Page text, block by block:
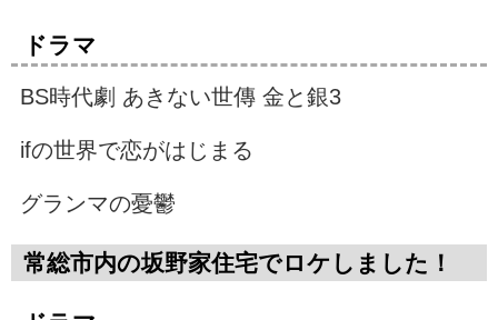
ドラマ
BS時代劇 あきない世傳 金と銀3
ifの世界で恋がはじまる
グランマの憂鬱
常総市内の坂野家住宅でロケしました！